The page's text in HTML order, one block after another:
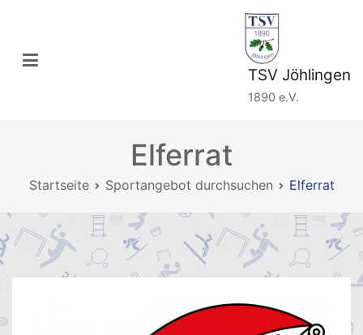
springen
TSV Jöhlingen
1890 e.V.
Elferrat
Startseite Sportangebot durchsuchen Elferrat